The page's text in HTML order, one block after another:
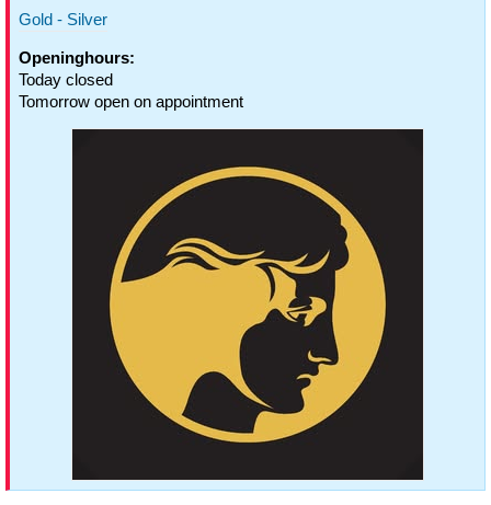
Gold - Silver
Openinghours:
Today closed
Tomorrow open on appointment